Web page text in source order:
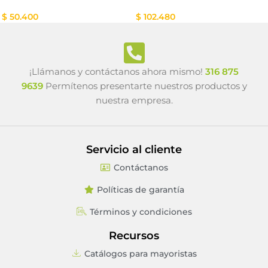
$ 50.400 $ 102.480
¡Llámanos y contáctanos ahora mismo! 316 875
9639Permítenos presentarte nuestros productos y
nuestra empresa.
Servicio al cliente
Contáctanos
Políticas de garantía
Términos y condiciones
Recursos
Catálogos para mayoristas